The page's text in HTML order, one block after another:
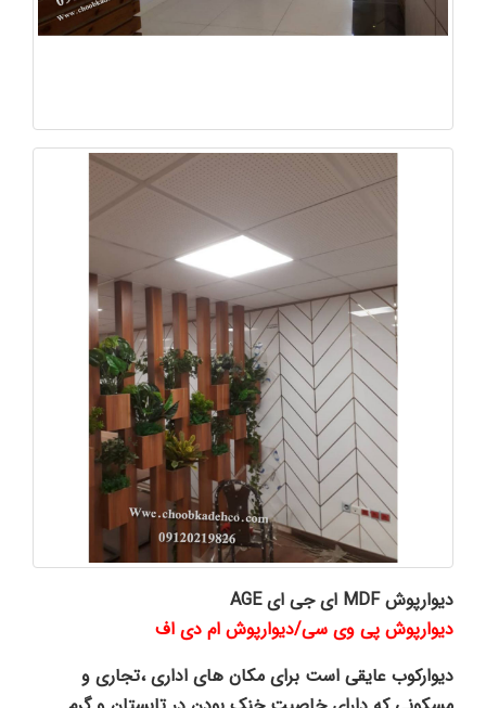
دیوارپوش MDF ای جی ای AGE
دیوارپوش پی وی سی/دیوارپوش ام دی اف
دیوارکوب عایقی است برای مکان های اداری ،تجاری و